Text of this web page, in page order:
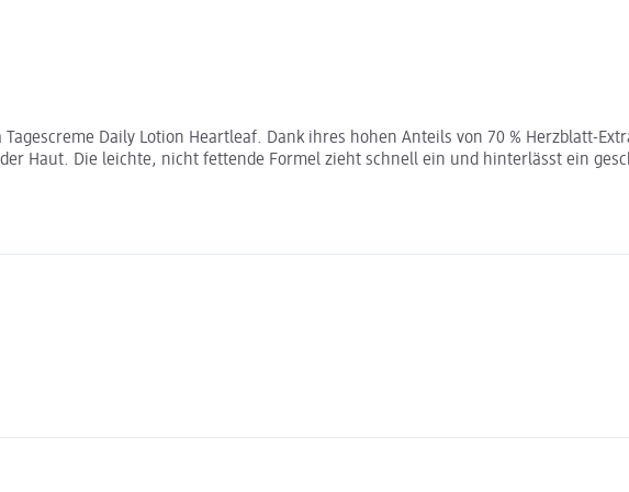
Daily Lotion Heartleaf. Dank ihres hohen Anteils von 70 % Herzblatt-
Haut. Die leichte, nicht fettende Formel zieht schnell ein und hinterlässt ein